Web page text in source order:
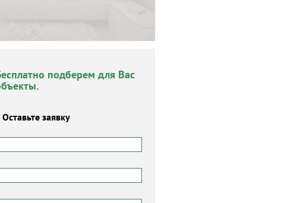
подберем для Вас
Оставьте заявку